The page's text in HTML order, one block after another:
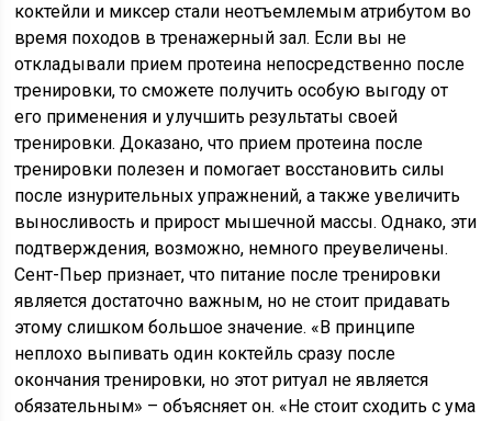
коктейли и миксер стали неотъемлемым атрибутом во
время походов в тренажерный зал. Если вы не
откладывали прием протеина непосредственно после
тренировки, то сможете получить особую выгоду от
его применения и улучшить результаты своей
тренировки. Доказано, что прием протеина после
тренировки полезен и помогает восстановить силы
после изнурительных упражнений, а также увеличить
выносливость и прирост мышечной массы. Однако, эти
подтверждения, возможно, немного преувеличены.
Сент-Пьер признает, что питание после тренировки
является достаточно важным, но не стоит придавать
этому слишком большое значение. «В принципе
неплохо выпивать один коктейль сразу после
окончания тренировки, но этот ритуал не является
обязательным» – объясняет он. «Не стоит сходить с ума